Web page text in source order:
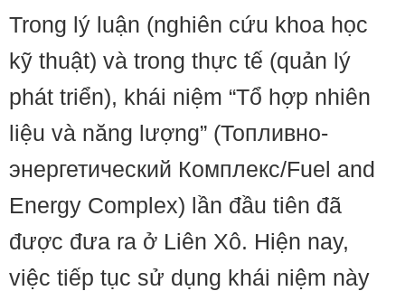
Trong lý luận (nghiên cứu khoa học
kỹ thuật) và trong thực tế (quản lý
phát triển), khái niệm “Tổ hợp nhiên
liệu và năng lượng” (Топливно-
энергетический Комплекс/Fuel and
Energy Complex) lần đầu tiên đã
được đưa ra ở Liên Xô. Hiện nay,
việc tiếp tục sử dụng khái niệm này